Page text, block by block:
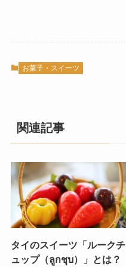
お菓子・スイーツ
関連記事
タイのスイーツ「ルークチ
ュップ（ลูกชุบ）」とは？